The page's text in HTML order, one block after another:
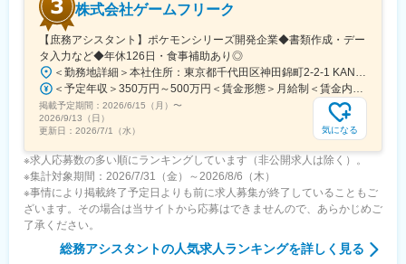
株式会社ゲームフリーク
【庶務アシスタント】ポケモンシリーズ開発企業◆書類作成・デー
タ入力など◆年休126日・食事補助あり◎
掲載予定期間： 2026/6/15（月） 〜
2026/9/13（日）
更新日： 2026/7/1（水） 気になる
※求人応募数の多い順にランキングしています（非公開求人は除く）。
※集計対象期間：2026/7/31（金）～2026/8/6（木）
※事情により掲載終了予定日よりも前に求人募集が終了していることもご
ざいます。その場合は当サイトから応募はできませんので、あらかじめご
了承ください。
総務アシスタントの人気求人ランキングを詳しく見る